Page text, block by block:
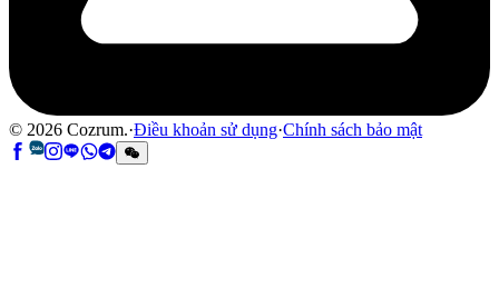
© 2026 Cozrum.·Điều khoản sử dụng·Chính sách bảo mật